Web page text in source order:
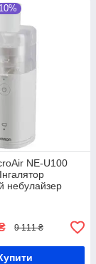
6-12
NE-U100
небулайзер
9 111 ₴